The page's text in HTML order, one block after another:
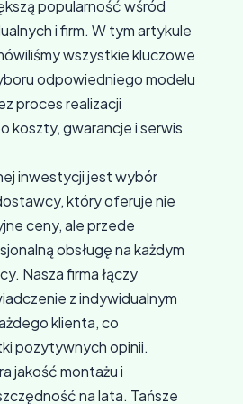
popularność wśród
i firm. W tym artykule
wszystkie kluczowe
odpowiedniego modelu
proces realizacji
koszty, gwarancje i serwis
inwestycji jest wybór
który oferuje nie
ceny, ale przede
obsługę na każdym
Nasza firma łączy
z indywidualnym
klienta, co
pozytywnych opinii.
jakość montażu i
na lata. Tańsze